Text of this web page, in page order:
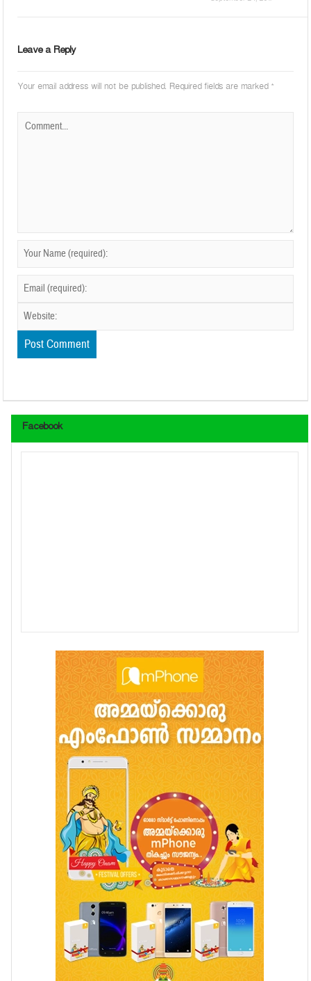
Leave a Reply
Your email address will not be published. Required fields are marked *
Facebook